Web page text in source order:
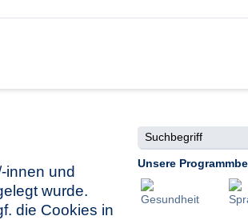
innen und
wurde.
die Cookies in
Suchbegriff
Unsere